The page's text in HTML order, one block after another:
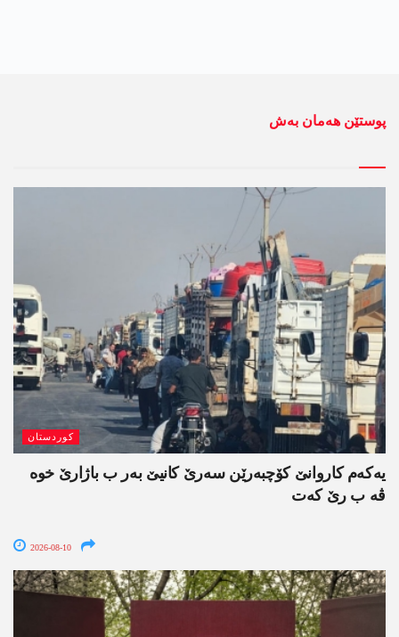
پوستێن ھەمان بەش
کوردستان
یەکەم کاروانێ کۆچبەرێن سەرێ کانیێ بەر ب باژارێ خوە
ڤە ب رێ کەت
2026-08-10